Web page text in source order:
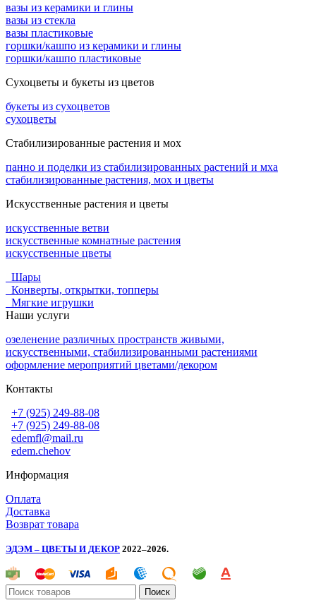
вазы из керамики и глины
вазы из стекла
вазы пластиковые
горшки/кашпо из керамики и глины
горшки/кашпо пластиковые
Сухоцветы и букеты из цветов
букеты из сухоцветов
сухоцветы
Стабилизированные растения и мох
панно и поделки из стабилизированных растений и мха
стабилизированные растения, мох и цветы
Искусственные растения и цветы
искусственные ветви
искусственные комнатные растения
искусственные цветы
Шары
Конверты, открытки, топперы
Мягкие игрушки
Наши услуги
озеленение различных пространств живыми,
искусственными, стабилизированными растениями
оформление мероприятий цветами/декором
Контакты
+7 (925) 249-88-08
+7 (925) 249-88-08
edemfl@mail.ru
edem.chehov
Информация
Оплата
Доставка
Возврат товара
ЭДЭМ – ЦВЕТЫ И ДЕКОР 2022–2026.
Поиск